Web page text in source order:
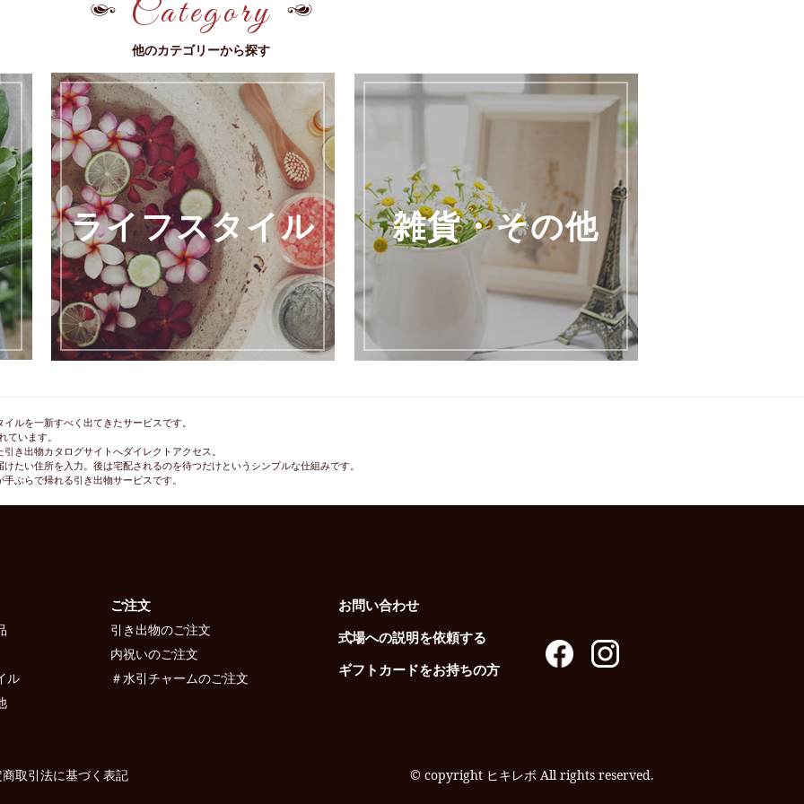
Category
他のカテゴリーから探す
ライフスタイル 雑貨・その他
ルを一新すべく出てきたサービスです。
ています。
き出物カタログサイトへダイレクトアクセス。
たい住所を入力。後は宅配されるのを待つだけというシンプルな仕組みです。
ぶらで帰れる引き出物サービスです。
ル
ご注文
引き出物のご注文
内祝いのご注文
＃水引チャームのご注文
お問い合わせ
式場への説明を依頼する
ギフトカードをお持ちの方
取引法に基づく表記 © copyright ヒキレボ All rights reserved.